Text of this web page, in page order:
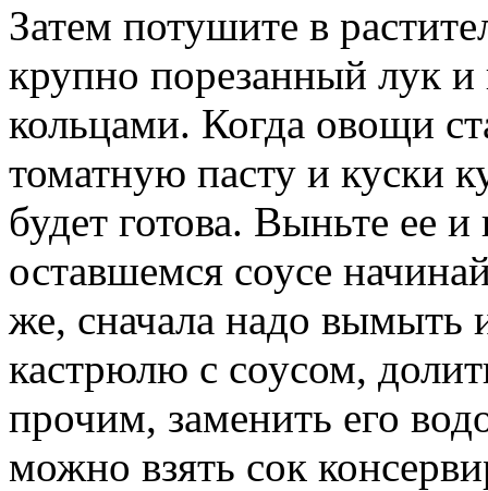
Затем потушите в
крупно порезанный лук
кольцами. Когда овощи
томатную пасту и куски
будет готова. Выньте ее и
оставшемся соусе
же, сначала надо вымыть
кастрюлю с соусом,
прочим, заменить его
можно взять сок